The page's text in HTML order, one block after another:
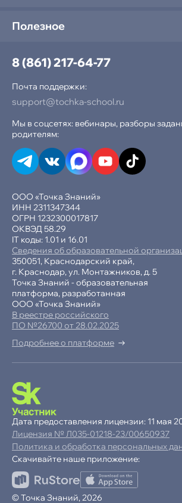
−10% при оплате в
Продолжая пользоваться сайтом,
ООО «Точка Знаний»
ИНН 2311347344
ОГРН 1232300017817
ОКВЭД 58.29
IT коды: 1.01 и 16.01
Сведения об образовательной
350051, Краснодарский край,
г. Краснодар, ул. Монтажников, д. 5
Точка Знаний - образовательная
платформа, разработанная
ООО «Точка Знаний»
В реестре российского
ПО №26700 от 28.02.2025
Подробнее о платформе
Полезное
8 (861) 217-64-77
Почта поддержки:
support@tochka-school.ru
Мы в соцсетях: вебинары, разборы
родителям:
© Точка Знаний, 2026
Политика и обработка персональных
Дата предоставления лицензии: 11 мая
Лицензия № Л035-01218-23/00650937
Скачивайте наше приложение: